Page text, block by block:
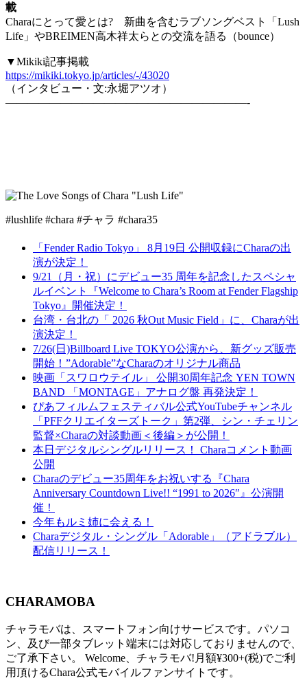
載
Charaにとって愛とは? 新曲を含むラブソングベスト「Lush
Life」やBREIMEN高木祥太らとの交流を語る（bounce）
▼Mikiki記事掲載
https://mikiki.tokyo.jp/articles/-/43020
（インタビュー・文:永堀アツオ）
——————————————————————-
#lushlife #chara #チャラ #chara35
「Fender Radio Tokyo」 8月19日 公開収録にCharaの出
演が決定！
9/21（月・祝）にデビュー35 周年を記念したスペシャ
ルイベント『Welcome to Chara’s Room at Fender Flagship
Tokyo』開催決定！
台湾・台北の「 2026 秋Out Music Field」に、Charaが出
演決定！
7/26(日)Billboard Live TOKYO公演から、新グッズ販売
開始！”Adorable”なCharaのオリジナル商品
映画「スワロウテイル」 公開30周年記念 YEN TOWN
BAND 「MONTAGE」アナログ盤 再発決定！
ぴあフィルムフェスティバル公式YouTubeチャンネル
「PFFクリエイターズトーク」第2弾、シン・チェリン
監督×Charaの対談動画＜後編＞が公開！
本日デジタルシングルリリース！ Charaコメント動画
公開
Charaのデビュー35周年をお祝いする『Chara
Anniversary Countdown Live!! “1991 to 2026″』公演開
催！
今年もルミ姉に会える！
Charaデジタル・シングル「Adorable」（アドラブル）
配信リリース！
CHARAMOBA
チャラモバは、スマートフォン向けサービスです。パソコ
ン、及び一部タブレット端末には対応しておりませんので、
ご了承下さい。 Welcome、チャラモバ!月額¥300+(税)でご利
用頂けるChara公式モバイルファンサイトです。